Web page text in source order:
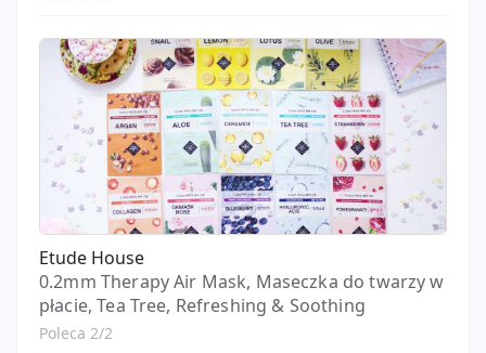
Etude House
0.2mm Therapy Air Mask, Maseczka do twarzy w
płacie, Tea Tree, Refreshing & Soothing
Poleca 2/2